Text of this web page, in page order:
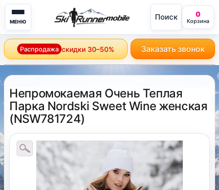
МЕНЮ mobile Поиск 0
Корзина
Распродажа скидки 30–50% Заказать звонок
Непромокаемая Очень Теплая
Парка Nordski Sweet Wine женская
(NSW781724)